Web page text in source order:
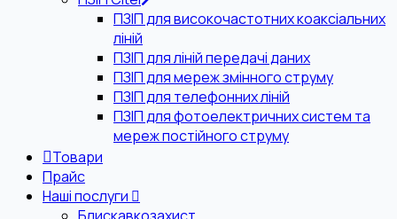
ПЗІП для високочастотних коаксіальних
ліній
ПЗІП для ліній передачі даних
ПЗІП для мереж змінного струму
ПЗІП для телефонних ліній
ПЗІП для фотоелектричних систем та
мереж постійного струму
Товари
Прайс
Наші послуги